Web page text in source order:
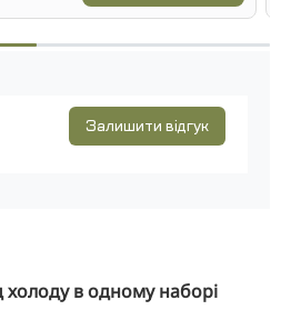
Залишити відгук
холоду в одному наборі